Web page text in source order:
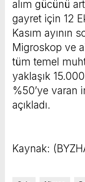
alım gücünü
gayret için 12
Kasım ayının
Migroskop ve
tüm temel
yaklaşık
%50’ye varan
açıkladı.
Kaynak: